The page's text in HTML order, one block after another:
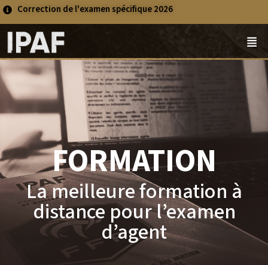
Correction de l'examen spécifique 2026
FORMATION
La meilleure formation à
distance pour l’examen
d’agent